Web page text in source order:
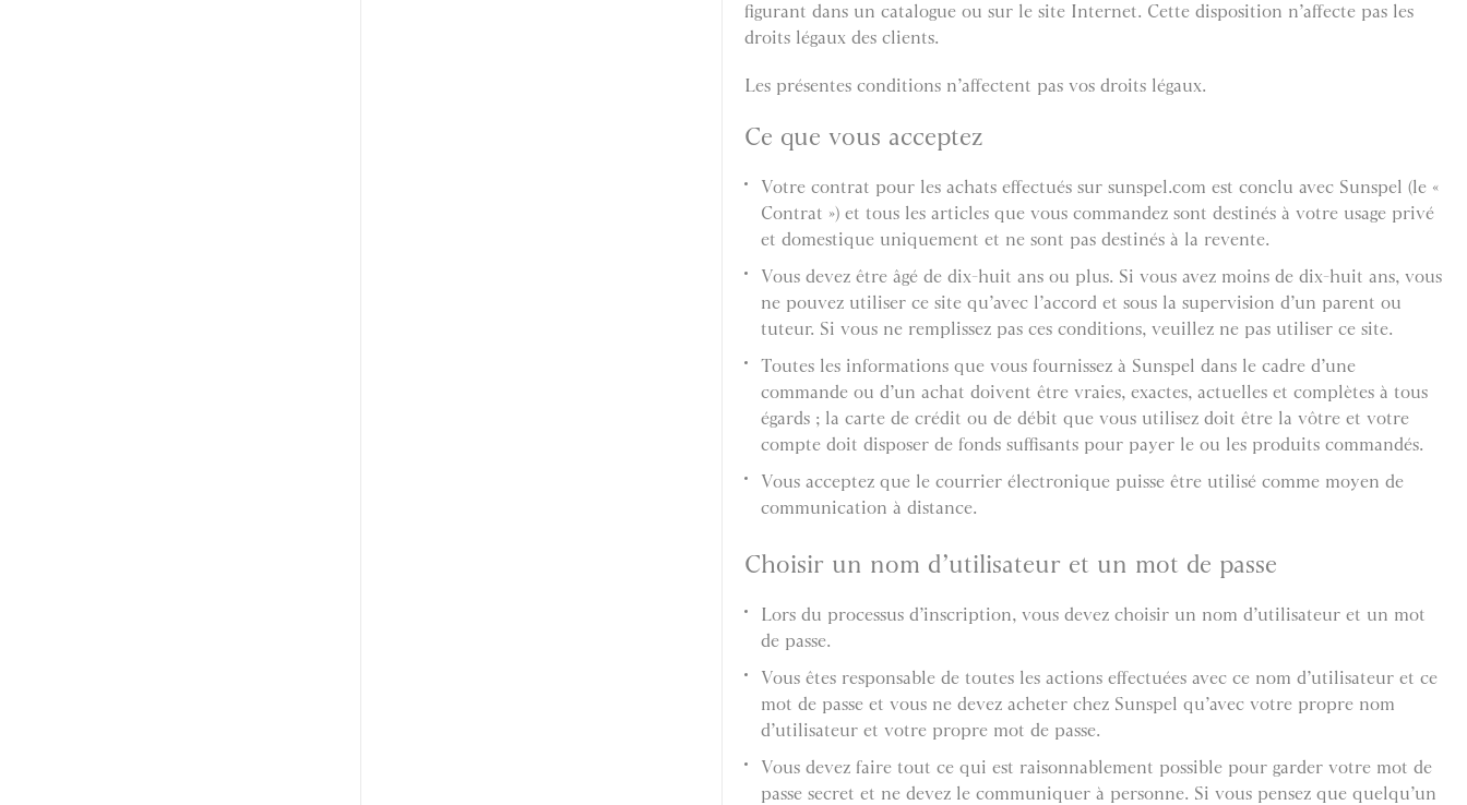
figurant dans un catalogue ou sur le site Internet. Cette disposition n’affecte pas les
droits légaux des clients.
Les présentes conditions n’affectent pas vos droits légaux.
Ce que vous acceptez
Votre contrat pour les achats effectués sur sunspel.com est conclu avec Sunspel (le «
Contrat ») et tous les articles que vous commandez sont destinés à votre usage privé
et domestique uniquement et ne sont pas destinés à la revente.
Vous devez être âgé de dix-huit ans ou plus. Si vous avez moins de dix-huit ans, vous
ne pouvez utiliser ce site qu’avec l’accord et sous la supervision d’un parent ou
tuteur. Si vous ne remplissez pas ces conditions, veuillez ne pas utiliser ce site.
Toutes les informations que vous fournissez à Sunspel dans le cadre d’une
commande ou d’un achat doivent être vraies, exactes, actuelles et complètes à tous
égards ; la carte de crédit ou de débit que vous utilisez doit être la vôtre et votre
compte doit disposer de fonds suffisants pour payer le ou les produits commandés.
Vous acceptez que le courrier électronique puisse être utilisé comme moyen de
communication à distance.
Choisir un nom d’utilisateur et un mot de passe
Lors du processus d’inscription, vous devez choisir un nom d’utilisateur et un mot
de passe.
Vous êtes responsable de toutes les actions effectuées avec ce nom d’utilisateur et ce
mot de passe et vous ne devez acheter chez Sunspel qu’avec votre propre nom
d’utilisateur et votre propre mot de passe.
Vous devez faire tout ce qui est raisonnablement possible pour garder votre mot de
passe secret et ne devez le communiquer à personne. Si vous pensez que quelqu’un